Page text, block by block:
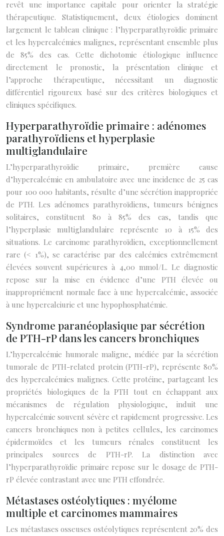
revêt une importance capitale pour orienter la stratégie
thérapeutique. Statistiquement, deux étiologies dominent
largement le tableau clinique : l’hyperparathyroïdie primaire
et les hypercalcémies malignes, représentant ensemble plus
de 85% des cas. Cette dichotomie étiologique influence
directement le pronostic, la présentation clinique et
l’approche thérapeutique, nécessitant un diagnostic
différentiel rigoureux basé sur des critères biologiques et
cliniques spécifiques.
Hyperparathyroïdie primaire : adénomes
parathyroïdiens et hyperplasie
multiglandulaire
L’hyperparathyroïdie primaire, première cause
d’hypercalcémie en ambulatoire avec une incidence de 25 cas
pour 100 000 habitants, résulte d’une sécrétion inappropriée
de PTH. Les adénomes parathyroïdiens, tumeurs bénignes
solitaires, constituent 80 à 85% des cas, tandis que
l’hyperplasie multiglandulaire représente 10 à 15% des
situations. Le carcinome parathyroïdien, exceptionnellement
rare (< 1%), se caractérise par des calcémies extrêmement
élevées souvent supérieures à 4,00 mmol/L. Le diagnostic
repose sur la mise en évidence d’une PTH élevée ou
inappropriément normale face à une hypercalcémie, associée
à une hypercalciurie et une hypophosphatémie.
Syndrome paranéoplasique par sécrétion
de PTH-rP dans les cancers bronchiques
L’hypercalcémie humorale maligne, médiée par la sécrétion
tumorale de PTH-related protein (PTH-rP), représente 80%
des hypercalcémies malignes. Cette protéine, partageant les
propriétés biologiques de la PTH tout en échappant aux
mécanismes de régulation physiologique, induit une
hypercalcémie souvent sévère et rapidement progressive. Les
cancers bronchiques non à petites cellules, les carcinomes
épidermoïdes et les tumeurs rénales constituent les
principales sources de PTH-rP. La distinction avec
l’hyperparathyroïdie primaire repose sur le dosage de PTH-
rP élevée contrastant avec une PTH effondrée.
Métastases ostéolytiques : myélome
multiple et carcinomes mammaires
Les métastases osseuses ostéolytiques représentent 20% des